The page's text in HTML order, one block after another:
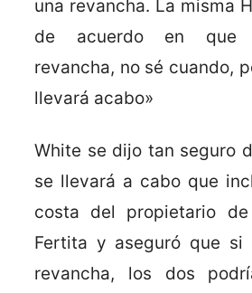
una revancha. La misma
de acuerdo en que
revancha, no sé cuando,
llevará acabo»
White se dijo tan seguro
se llevará a cabo que
costa del propietario de
Fertita y aseguró que si
revancha, los dos